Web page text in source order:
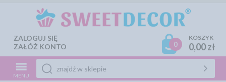
ZALOGUJ SIĘ
ZAŁÓŻ KONTO
0
KOSZYK
0,00 zł
MENU